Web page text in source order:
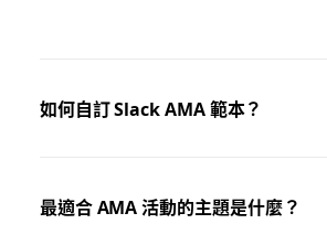
如何自訂 Slack AMA 範本？
最適合 AMA 活動的主題是什麼？